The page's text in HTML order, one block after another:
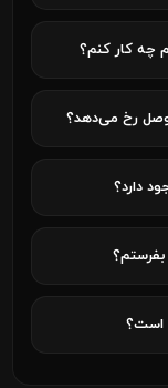
چه کار کنم؟
وصل رخ می‌دهد؟
دارد؟
بفرستم؟
است؟